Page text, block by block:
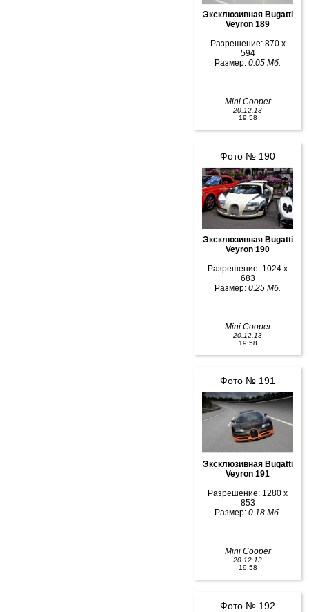
Эксклюзивная Bugatti
Veyron 189
Разрешение: 870 x
594
Размер: 0.05 Мб.
Mini Cooper
20.12.13
19:58
Фото № 190
Эксклюзивная Bugatti
Veyron 190
Разрешение: 1024 x
683
Размер: 0.25 Мб.
Mini Cooper
20.12.13
19:58
Фото № 191
Эксклюзивная Bugatti
Veyron 191
Разрешение: 1280 x
853
Размер: 0.18 Мб.
Mini Cooper
20.12.13
19:58
Фото № 192